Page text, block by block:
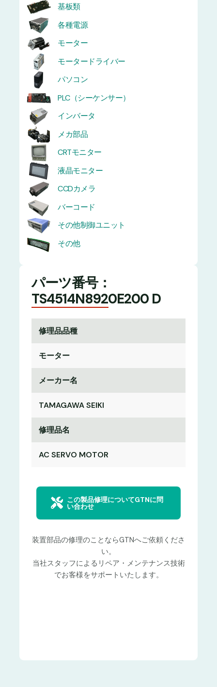
基板類
各種電源
モーター
モータードライバー
パソコン
PLC（シーケンサー）
インバータ
メカ部品
CRTモニター
液晶モニター
CCDカメラ
バーコード
その他制御ユニット
その他
パーツ番号：
TS4514N8920E200 D
修理品品種
モーター
メーカー名
TAMAGAWA SEIKI
修理品名
AC SERVO MOTOR
この製品修理についてGTNに問
い合わせ
装置部品の修理のことならGTNへご依頼くださ
い。
当社スタッフによるリペア・メンテナンス技術
でお客様をサポートいたします。